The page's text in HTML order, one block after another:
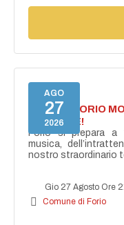
AGO
27
2026
NASCE “FORIO
ACCENDE!
Forio si prepara a
musica,
nostro straordinario
Gio 27 Agosto Ore
Comune di Forio